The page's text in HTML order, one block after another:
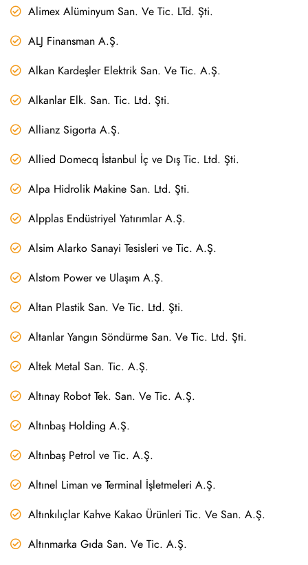
Alimex Alüminyum San. Ve Tic. LTd. Şti.
ALJ Finansman A.Ş.
Alkan Kardeşler Elektrik San. Ve Tic. A.Ş.
Alkanlar Elk. San. Tic. Ltd. Şti.
Allianz Sigorta A.Ş.
Allied Domecq İstanbul İç ve Dış Tic. Ltd. Şti.
Alpa Hidrolik Makine San. Ltd. Şti.
Alpplas Endüstriyel Yatırımlar A.Ş.
Alsim Alarko Sanayi Tesisleri ve Tic. A.Ş.
Alstom Power ve Ulaşım A.Ş.
Altan Plastik San. Ve Tic. Ltd. Şti.
Altanlar Yangın Söndürme San. Ve Tic. Ltd. Şti.
Altek Metal San. Tic. A.Ş.
Altınay Robot Tek. San. Ve Tic. A.Ş.
Altınbaş Holding A.Ş.
Altınbaş Petrol ve Tic. A.Ş.
Altınel Liman ve Terminal İşletmeleri A.Ş.
Altınkılıçlar Kahve Kakao Ürünleri Tic. Ve San. A.Ş.
Altınmarka Gıda San. Ve Tic. A.Ş.